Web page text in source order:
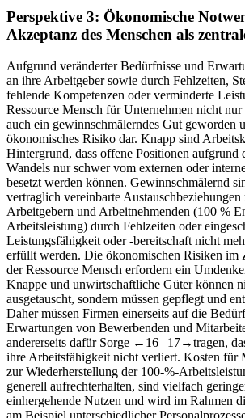
Perspektive 3: Ökonomische
Akzeptanz des Menschen als
Aufgrund veränderter Bedürfnisse und
an ihre Arbeitgeber sowie durch Fehlzeiten,
fehlende Kompetenzen oder verminderte
Ressource Mensch für Unternehmen nicht nur
auch ein gewinnschmälerndes Gut geworden
ökonomisches Risiko dar. Knapp sind
Hintergrund, dass offene Positionen aufgrund
Wandels nur schwer vom externen oder
besetzt werden können. Gewinnschmälernd
vertraglich vereinbarte Austauschbeziehungen
Arbeitgebern und Arbeitnehmenden (100 %
Arbeitsleistung) durch Fehlzeiten oder
Leistungsfähigkeit oder -bereitschaft nicht
erfüllt werden. Die ökonomischen Risiken im
der Ressource Mensch erfordern ein
Knappe und unwirtschaftliche Güter können
ausgetauscht, sondern müssen gepflegt und
Daher müssen Firmen einerseits auf die
Erwartungen von Bewerbenden und
andererseits dafür Sorge ←16 | 17→tragen,
ihre Arbeitsfähigkeit nicht verliert. Kosten für
zur Wiederherstellung der 100-%-
generell aufrechterhalten, sind vielfach
einhergehende Nutzen und wird im Rahmen
am Beispiel unterschiedlicher